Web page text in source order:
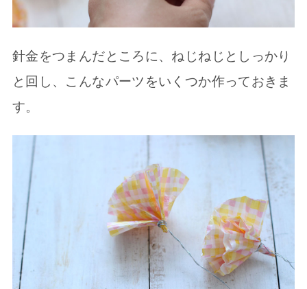
針金をつまんだところに、ねじねじとしっかり
と回し、こんなパーツをいくつか作っておきま
す。